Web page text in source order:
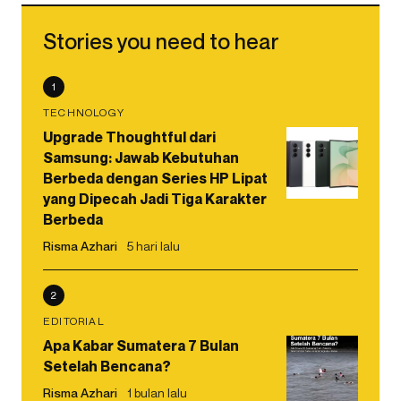
Stories you need to hear
1
TECHNOLOGY
Upgrade Thoughtful dari
Samsung: Jawab Kebutuhan
Berbeda dengan Series HP Lipat
yang Dipecah Jadi Tiga Karakter
Berbeda
Risma Azhari 5 hari lalu
2
EDITORIAL
Apa Kabar Sumatera 7 Bulan
Setelah Bencana?
Risma Azhari 1 bulan lalu